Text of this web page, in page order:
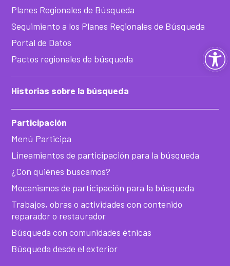
de
Planes Regionales de Búsqueda
Seguimiento a los Planes Regionales de Búsqueda
Portal de Datos
Pactos regionales de búsqueda
Historias sobre la búsqueda
Participación
Menú Participa
Lineamientos de participación para la búsqueda
¿Con quiénes buscamos?
Mecanismos de participación para la búsqueda
Trabajos, obras o actividades con contenido
reparador o restaurador
Búsqueda con comunidades étnicas
Búsqueda desde el exterior